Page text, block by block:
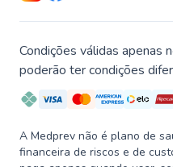
Condições válidas apenas
poderão ter condições
A Medprev não é plano de
financeira de riscos e de